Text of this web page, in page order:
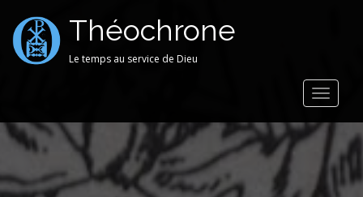
Théochrone
Le temps au service de Dieu
Toggle